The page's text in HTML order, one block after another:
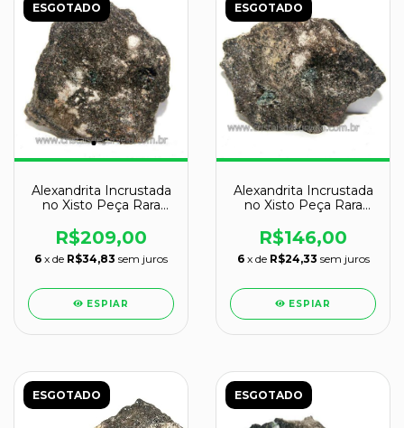
ESGOTADO
Alexandrita Incrustada
no Xisto Peça Rara
R$209,00
6 x de R$34,83 sem juros
ESPIAR
ESGOTADO
Alexandrita Incrustada
no Xisto Peça Rara
R$146,00
6 x de R$24,33 sem juros
ESPIAR
ESGOTADO ESGOTADO